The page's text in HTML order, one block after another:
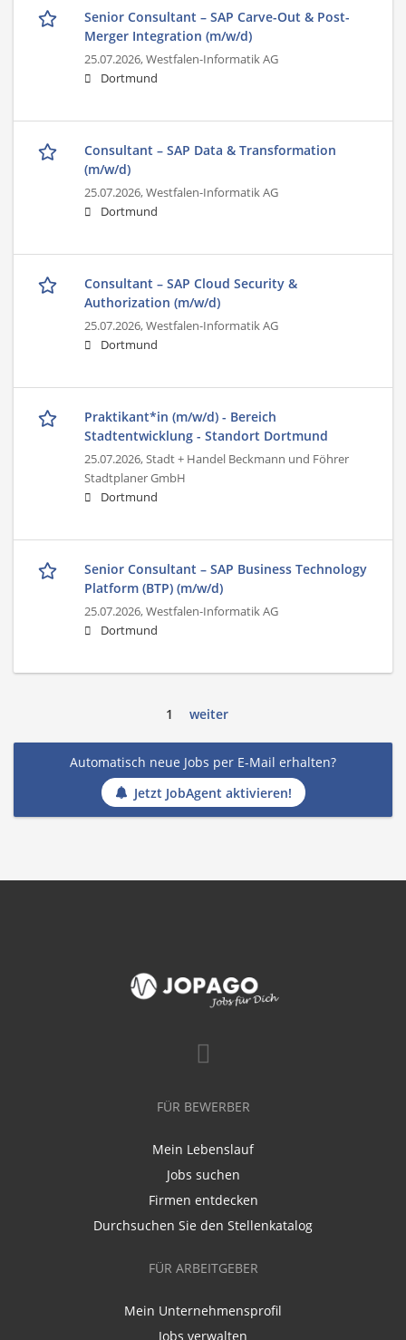
Senior Consultant – SAP Carve-Out & Post-
Merger Integration (m/w/d)
25.07.2026,Westfalen-Informatik AG
Dortmund
Consultant – SAP Data & Transformation
(m/w/d)
25.07.2026,Westfalen-Informatik AG
Dortmund
Consultant – SAP Cloud Security &
Authorization (m/w/d)
25.07.2026,Westfalen-Informatik AG
Dortmund
Praktikant*in (m/w/d) - Bereich
Stadtentwicklung - Standort Dortmund
25.07.2026,Stadt + Handel Beckmann und Föhrer
Stadtplaner GmbH
Dortmund
Senior Consultant – SAP Business Technology
Platform (BTP) (m/w/d)
25.07.2026,Westfalen-Informatik AG
Dortmund
1 weiter
Automatisch neue Jobs per E-Mail erhalten?
Jetzt JobAgent aktivieren!
FÜR BEWERBER
Mein Lebenslauf
Jobs suchen
Firmen entdecken
Durchsuchen Sie den Stellenkatalog
FÜR ARBEITGEBER
Mein Unternehmensprofil
Jobs verwalten